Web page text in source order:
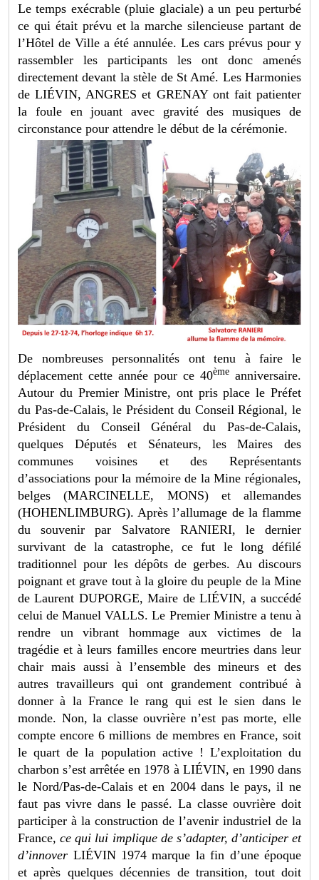
Le temps exécrable (pluie glaciale) a un peu perturbé
ce qui était prévu et la marche silencieuse partant de
l’Hôtel de Ville a été annulée. Les cars prévus pour y
rassembler les participants les ont donc amenés
directement devant la stèle de St Amé. Les Harmonies
de LIÉVIN, ANGRES et GRENAY ont fait patienter
la foule en jouant avec gravité des musiques de
circonstance pour attendre le début de la cérémonie.
De nombreuses personnalités ont tenu à faire le
déplacement cette année pour ce 40èmeanniversaire.
Autour du Premier Ministre, ont pris place le Préfet
du Pas-de-Calais, le Président du Conseil Régional, le
Président du Conseil Général du Pas-de-Calais,
quelques Députés et Sénateurs, les Maires des
communes voisines et des Représentants
d’associations pour la mémoire de la Mine régionales,
belges (MARCINELLE, MONS) et allemandes
(HOHENLIMBURG). Après l’allumage de la flamme
du souvenir par Salvatore RANIERI, le dernier
survivant de la catastrophe, ce fut le long défilé
traditionnel pour les dépôts de gerbes. Au discours
poignant et grave tout à la gloire du peuple de la Mine
de Laurent DUPORGE, Maire de LIÉVIN, a succédé
celui de Manuel VALLS. Le Premier Ministre a tenu à
rendre un vibrant hommage aux victimes de la
tragédie et à leurs familles encore meurtries dans leur
chair mais aussi à l’ensemble des mineurs et des
autres travailleurs qui ont grandement contribué à
donner à la France le rang qui est le sien dans le
monde. Non, la classe ouvrière n’est pas morte, elle
compte encore 6 millions de membres en France, soit
le quart de la population active ! L’exploitation du
charbon s’est arrêtée en 1978 à LIÉVIN, en 1990 dans
le Nord/Pas-de-Calais et en 2004 dans le pays, il ne
faut pas vivre dans le passé. La classe ouvrière doit
participer à la construction de l’avenir industriel de la
France, ce qui lui implique de s’adapter, d’anticiper et
d’innover LIÉVIN 1974 marque la fin d’une époque
et après quelques décennies de transition, tout doit